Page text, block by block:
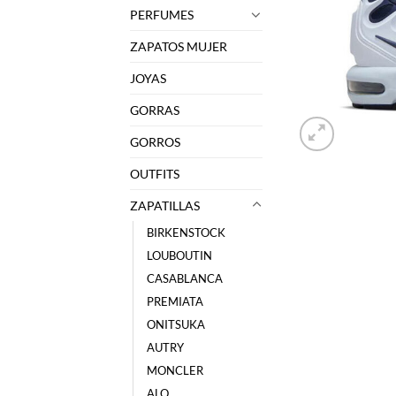
PERFUMES
ZAPATOS MUJER
JOYAS
GORRAS
GORROS
OUTFITS
ZAPATILLAS
BIRKENSTOCK
LOUBOUTIN
CASABLANCA
PREMIATA
ONITSUKA
AUTRY
MONCLER
ALO